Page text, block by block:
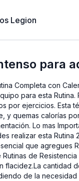
Legion
para
Completa con
para esta
por ejercicios. Esta
y quemas calorías
Lo mas
realizar esta
que agregues
Rutinas de
flacidez.La cantidad
la necesidad de cada uno, 2-